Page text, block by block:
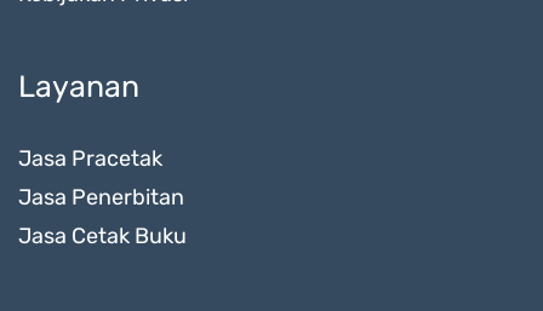
Layanan
Jasa Pracetak
Jasa Penerbitan
Jasa Cetak Buku